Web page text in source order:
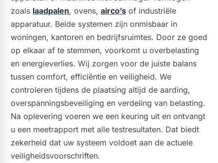
zoals laadpalen, ovens, airco’s of industriële
apparatuur. Beide systemen zijn onmisbaar in
woningen, kantoren en bedrijfsruimtes. Door ze goed
op elkaar af te stemmen, voorkomt u overbelasting
en energieverlies. Wij zorgen voor de juiste balans
tussen comfort, efficiëntie en veiligheid. We
controleren tijdens de plaatsing altijd de aarding,
overspanningsbeveiliging en verdeling van belasting.
Na oplevering voeren we een keuring uit en ontvangt
u een meetrapport met alle testresultaten. Dat biedt
zekerheid dat uw systeem voldoet aan de actuele
veiligheidsvoorschriften.